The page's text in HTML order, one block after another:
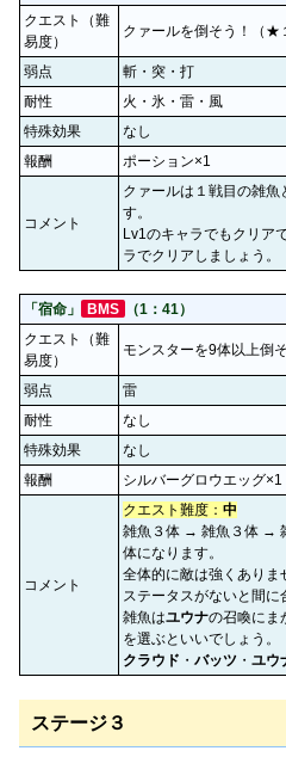
クエスト（難
易度）
クァールを倒そう！（★
弱点
斬・突・打
耐性
火・氷・雷・風
特殊効果
なし
報酬
ポーション×1
コメント
クァールは１戦目の雑魚
す。
Lv1のキャラでもクリア
ラでクリアしましょう。
「宿命」 BMS
（1：41）
クエスト（難
易度）
モンスターを9体以上倒
弱点
雷
耐性
なし
特殊効果
なし
報酬
シルバーグロウエッグ×1
コメント
クエスト難度： 中
雑魚３体 → 雑魚３体 →
体になります。
全体的に敵は強くあり
ステータスがないと間に
雑魚はユウナの召喚にま
を選ぶといいでしょう。
クラウド ・ バッツ ・ ユウ
ステージ３